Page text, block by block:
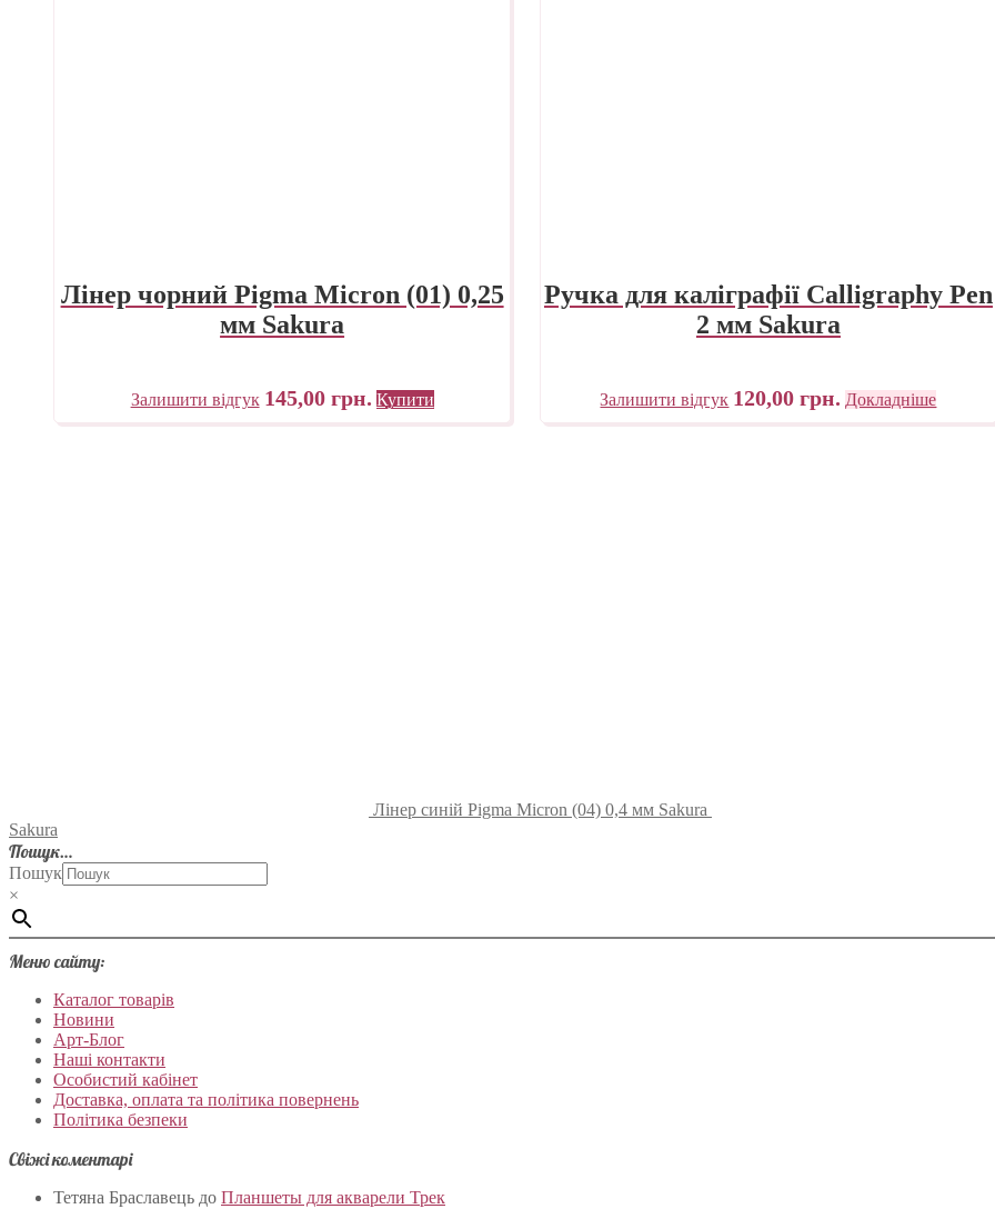
Лінер чорний Pigma Micron (01) 0,25
мм Sakura
Залишити відгук 145,00 грн. Купити
Ручка для каліграфії Calligraphy Pen
2 мм Sakura
Залишити відгук 120,00грн. Докладніше
Лінер синій Pigma Micron (04) 0,4 мм Sakura
Sakura
Пошук…
Пошук
×
Меню сайту:
Каталог товарів
Новини
Арт-Блог
Наші контакти
Особистий кабінет
Доставка, оплата та політика повернень
Політика безпеки
Свіжі коментарі
Тетяна Браславець до Планшеты для акварели Трек